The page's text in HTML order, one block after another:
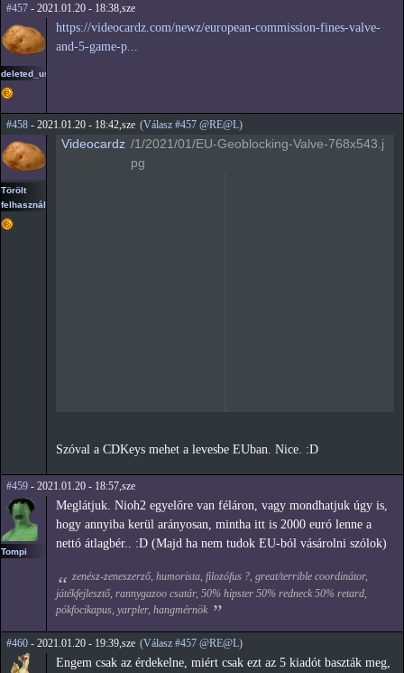
#457 - 2021.01.20 - 18:38,sze
deleted_user2
https://videocardz.com/newz/european-commission-fines-valve-
and-5-game-p...
#458 - 2021.01.20 - 18:42,sze (Válasz #457 @RE@L)
Törölt
felhasználó
Videocardz /1/2021/01/EU-Geoblocking-Valve-768x543.j
pg
Szóval a CDKeys mehet a levesbe EUban. Nice. :D
#459 - 2021.01.20 - 18:57,sze
Tompi
Meglátjuk. Nioh2 egyelőre van féláron, vagy mondhatjuk úgy is,
hogy annyiba kerül arányosan, mintha itt is 2000 euró lenne a
nettó átlagbér.. :D (Majd ha nem tudok EU-ból vásárolni szólok)
zenész-zeneszerző, humorista, filozófus ?, great/terrible coordinátor,
játékfejlesztő, rannygazoo csatár, 50% hipster 50% redneck 50% retard,
pókfocikapus, yarpler, hangmérnök
#460 - 2021.01.20 - 19:39,sze (Válasz #457 @RE@L)
Engem csak az érdekelne, miért csak ezt az 5 kiadót baszták meg,